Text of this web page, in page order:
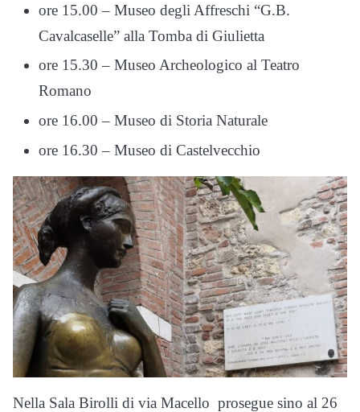
ore 15.00 – Museo degli Affreschi “G.B.
Cavalcaselle” alla Tomba di Giulietta
ore 15.30 – Museo Archeologico al Teatro
Romano
ore 16.00 – Museo di Storia Naturale
ore 16.30 – Museo di Castelvecchio
Nella Sala Birolli di via Macello prosegue sino al 26